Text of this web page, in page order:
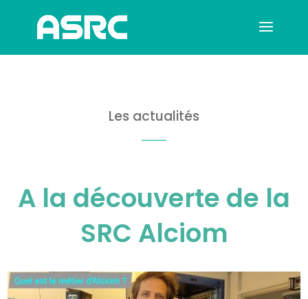
Les actualités
A la découverte de la
SRC Alciom